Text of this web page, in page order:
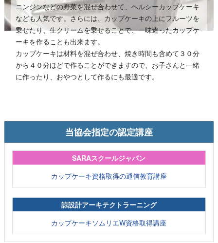
ニンジンなどの野菜を混ぜ合わせて、ヘルシーカップケーキ
なども人気です。さらには、カップケーキの上にフルーツを
乗せたり、生クリームを乗せることで、一味違ったカップケ
ーキを作ることも出来ます。
カップケーキは材料を混ぜ合わせ、焼き時間も含めて３０分
から４０分ほどで作ることができますので、お子さんと一緒
に作ったり、おやつとして作るにも最適です。
当協会指定の認定講座
SARAスクールジャパン
カップケーキ資格取得の通信教育講座
諒設計アーキテクトラーニング
カップケーキソムリエW資格取得講座